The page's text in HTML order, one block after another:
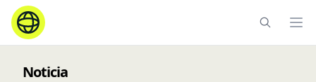
Noticia